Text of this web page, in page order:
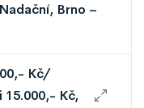
Brno –
Kč/
Kč,